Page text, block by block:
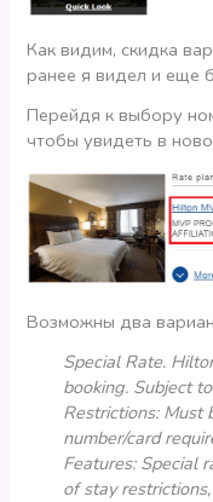
Как видим, скидка
ранее я видел и еще
Перейдя к выбору
чтобы увидеть в
Возможны два
Special Rate.
booking. Subject
Restrictions: Must
number/card
Features: Special
of stay